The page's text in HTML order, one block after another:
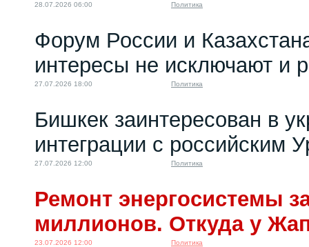
28.07.2026 06:00 Политика
Форум России и
интересы не исключают и
27.07.2026 18:00 Политика
Бишкек заинтересован в
интеграции с российским
27.07.2026 12:00 Политика
Ремонт энергосистемы
миллионов. Откуда у
23.07.2026 12:00 Политика